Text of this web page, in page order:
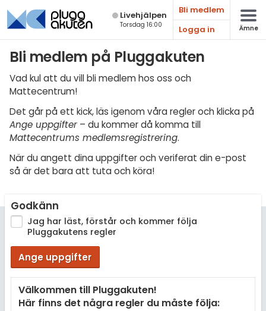
Live­hjälpen
Torsdag 16:00
Bli medlem
Logga in
Ämne
Bli medlem på Pluggakuten
Vad kul att du vill bli medlem hos oss och
Mattecentrum!
Det går på ett kick, läs igenom våra regler och klicka på
Ange uppgifter – du kommer då komma till
Mattecentrums medlemsregistrering.
När du angett dina uppgifter och veriferat din e-post
så är det bara att tuta och köra!
Godkänn
Jag har läst, förstår och kommer följa
Pluggakutens regler
Ange uppgifter
Välkommen till Pluggakuten!
Här finns det några regler du måste följa:
Matematik
Fysik
Biologi
Teknik & Bygg
Programmering
Engelska
Ekonomi